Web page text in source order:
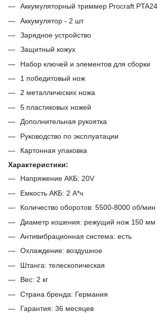
Аккумуляторный триммер Procraft PTA24
Аккумулятор - 2 шт
Зарядное устройство
Защитный кожух
Набор ключей и элементов для сборки
1 победитовый нож
2 металлических ножа
5 пластиковых ножей
Дополнительная рукоятка
Руководство по эксплуатации
Картонная упаковка
Характеристики:
Напряжение АКБ: 20V
Емкость АКБ: 2 А*ч
Количество оборотов: 5500-8000 об/мин
Диаметр кошения: режущий нож 150 мм
Антивибрационная система: есть
Охлаждение: воздушное
Штанга: телескопическая
Вес: 2 кг
Страна бренда: Германия
Гарантия: 36 месяцев